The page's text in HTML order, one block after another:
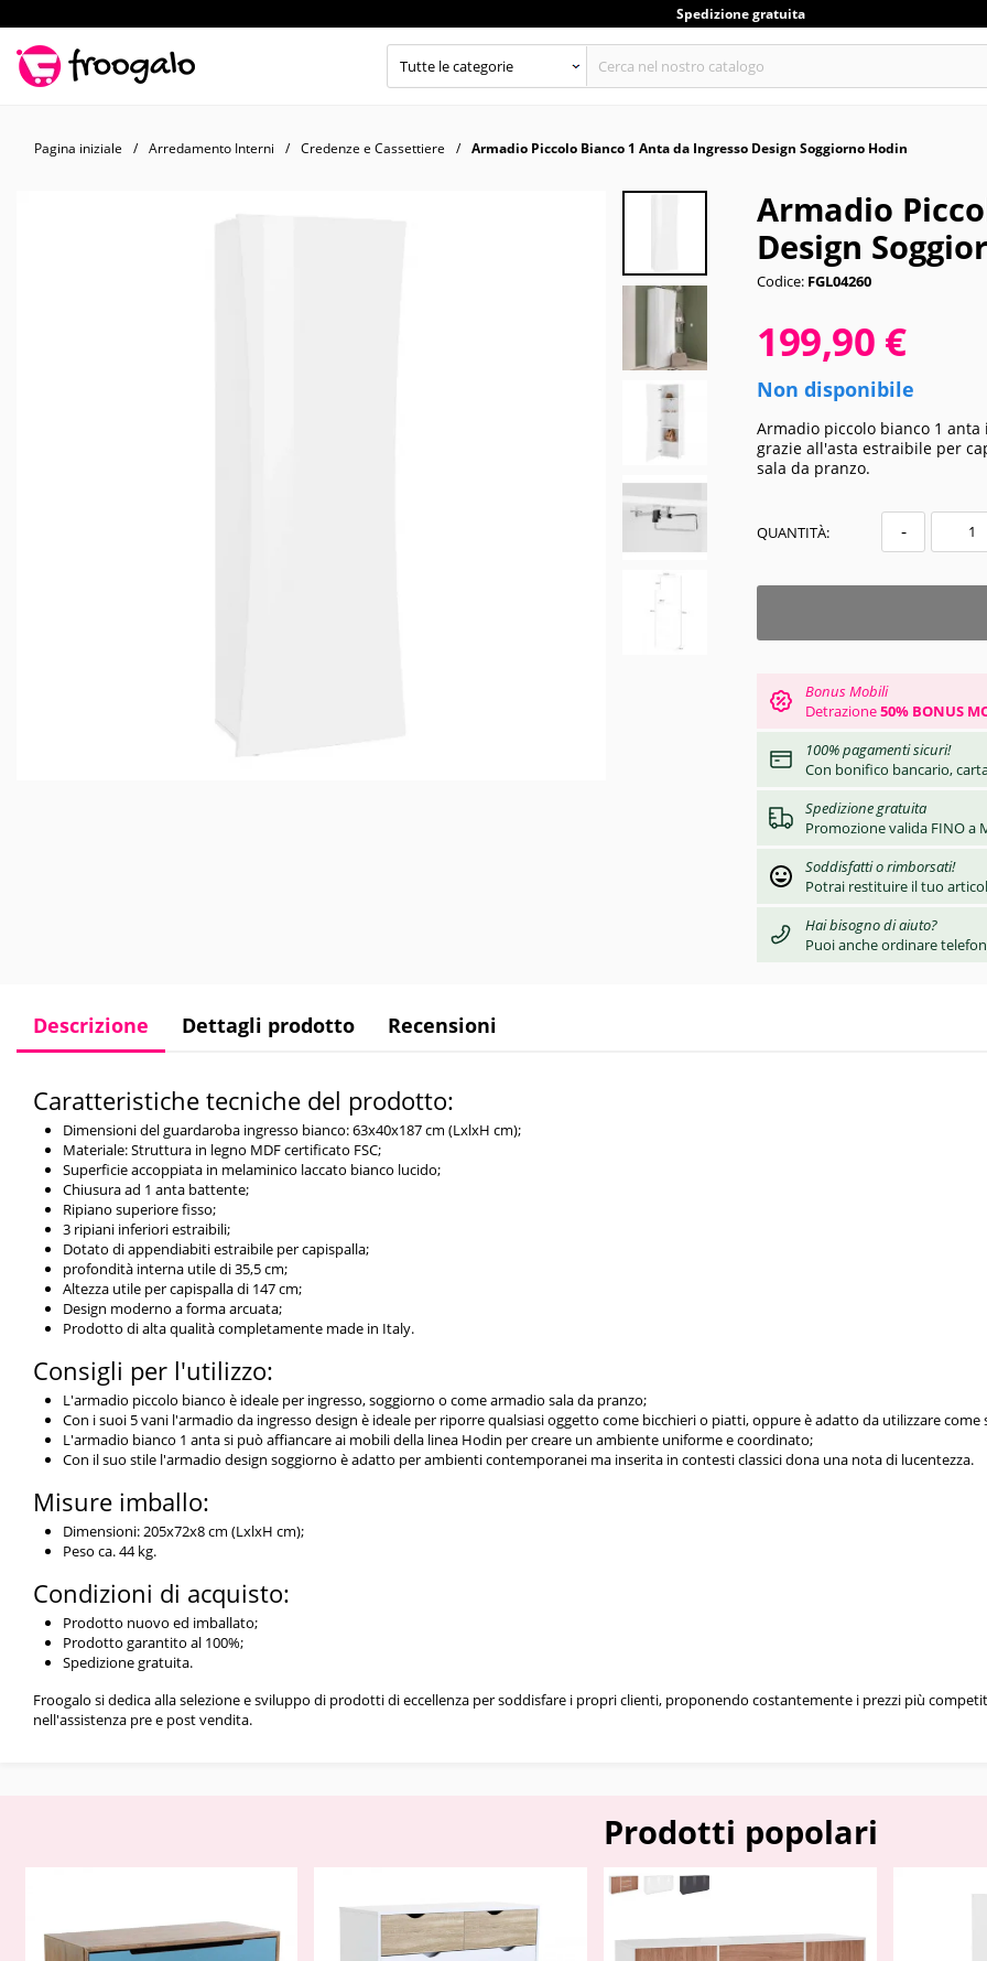
Spedizione gratuita
Pagina iniziale Arredamento Interni Credenze e Cassettiere Armadio Piccolo Bianco 1 Anta da Ingresso Design Soggiorno Hodin
Armadio
Design
Codice: FGL04260
199,90 €
Non disponibile
Armadio piccolo bianco 1
grazie all'asta estraibile per
sala da pranzo.
QUANTITÀ: -
Bonus Mobili
Detrazione50% BONUS
100% pagamenti sicuri!
Con bonifico bancario,
Spedizione gratuita
Promozione valida FINO a
Soddisfatti o rimborsati!
Potrai restituire il tuo
Hai bisogno di aiuto?
Puoi anche ordinare
Descrizione Dettagli prodotto Recensioni
Caratteristiche tecniche del prodotto:
Dimensioni del guardaroba ingresso bianco: 63x40x187 cm (LxlxH cm);
Materiale: Struttura in legno MDF certificato FSC;
Superficie accoppiata in melaminico laccato bianco lucido;
Chiusura ad 1 anta battente;
Ripiano superiore fisso;
3 ripiani inferiori estraibili;
Dotato di appendiabiti estraibile per capispalla;
profondità interna utile di 35,5 cm;
Altezza utile per capispalla di 147 cm;
Design moderno a forma arcuata;
Prodotto di alta qualità completamente made in Italy.
Consigli per l'utilizzo:
L'armadio piccolo bianco è ideale per ingresso, soggiorno o come armadio sala da pranzo;
Con i suoi 5 vani l'armadio da ingresso design è ideale per riporre qualsiasi oggetto come bicchieri o piatti, oppure è adatto da utilizzare come
L'armadio bianco 1 anta si può affiancare ai mobili della linea Hodin per creare un ambiente uniforme e coordinato;
Con il suo stile l'armadio design soggiorno è adatto per ambienti contemporanei ma inserita in contesti classici dona una nota di lucentezza.
Misure imballo:
Dimensioni: 205x72x8 cm (LxlxH cm);
Peso ca. 44 kg.
Condizioni di acquisto:
Prodotto nuovo ed imballato;
Prodotto garantito al 100%;
Spedizione gratuita.
Froogalo si dedica alla selezione e sviluppo di prodotti di eccellenza per soddisfare i propri clienti, proponendo costantemente i prezzi più
nell'assistenza pre e post vendita.
Prodotti popolari